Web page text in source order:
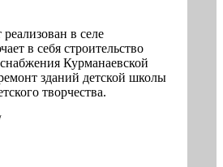
в селе
в себя строительство
Курманаевской
зданий детской школы
творчества.